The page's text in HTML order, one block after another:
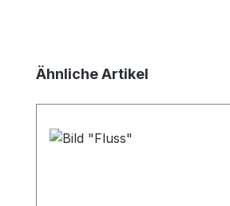
Produktgalerie überspringen
Ähnliche Artikel